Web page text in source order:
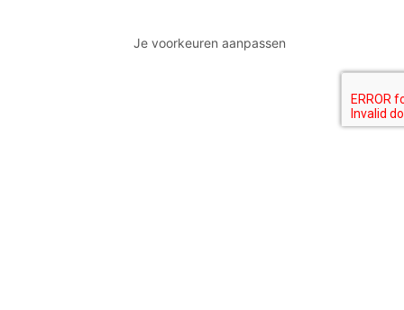
Je voorkeuren aanpassen